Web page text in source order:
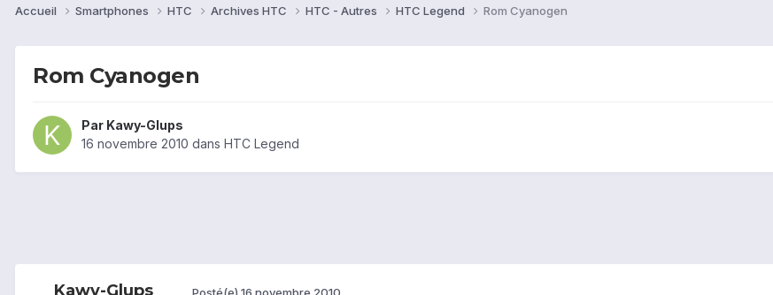
Accueil Smartphones HTC Archives HTC HTC - Autres HTC Legend Rom Cyanogen
Rom Cyanogen
Par Kawy-Glups
16 novembre 2010 dans HTC Legend
Kawy-Glups Posté(e) 16 novembre 2010